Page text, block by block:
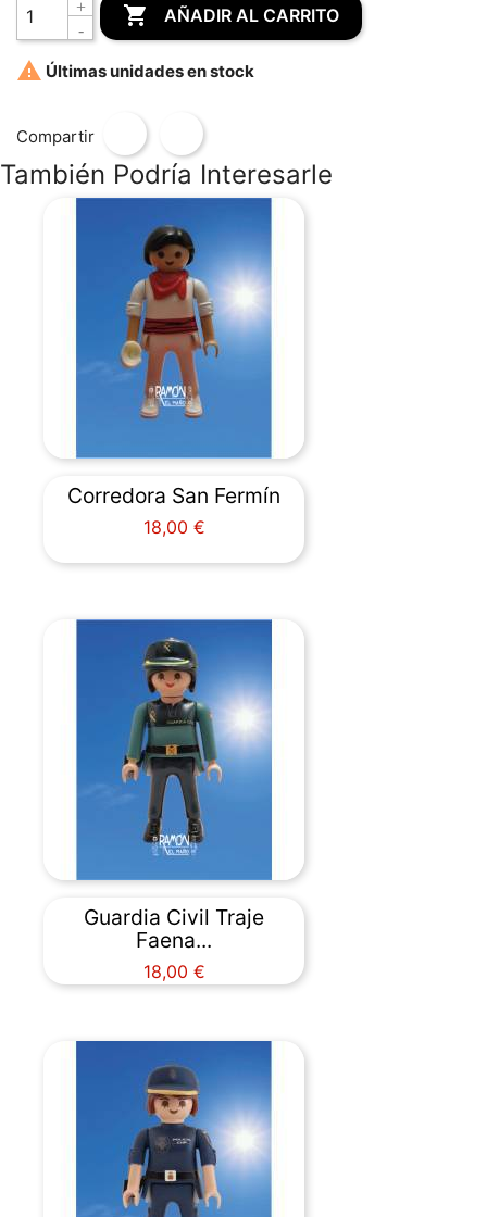
 AÑADIR AL CARRITO
 Últimas unidades en stock
Compartir
También Podría Interesarle
Corredora San Fermín
Precio
18,00 €
Guardia Civil Traje
Faena...
Precio
18,00 €